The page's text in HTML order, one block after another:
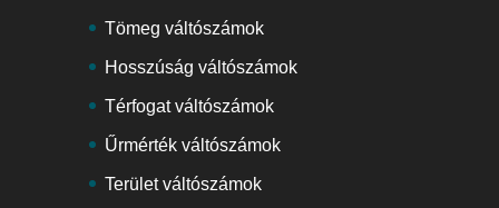
Tömeg váltószámok
Hosszúság váltószámok
Térfogat váltószámok
Űrmérték váltószámok
Terület váltószámok